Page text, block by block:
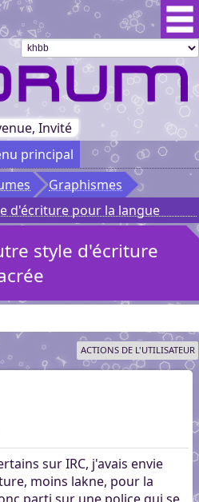
forum
Invité
principal
Graphismes
d'écriture pour la langue
style d'écriture
ACTIONS DE L'UTILISATEUR
sur IRC, j'avais envie
moins lakne, pour la